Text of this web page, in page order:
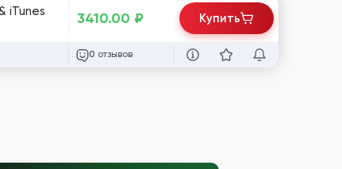
iTunes
3410.00 ₽
0 отзывов
Купить